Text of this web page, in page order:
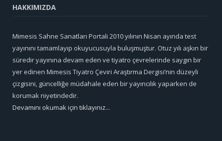
HAKKIMIZDA
Mimesis Sahne Sanatları Portali 2010 yılının Nisan ayında test
yayınını tamamlayıp okuyucusuyla buluşmuştur. Otuz yılı aşkın bir
süredir yayınına devam eden ve tiyatro çevrelerinde saygın bir
yer edinen Mimesis Tiyatro Çeviri Araştırma Dergisi’nin düzeyli
çizgisini, güncelliğe müdahale eden bir yayıncılık yaparken de
korumak niyetindedir.
Devamını okumak için tıklayınız...